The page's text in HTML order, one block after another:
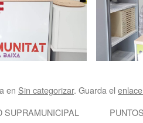
en Sin categorizar. Guarda el